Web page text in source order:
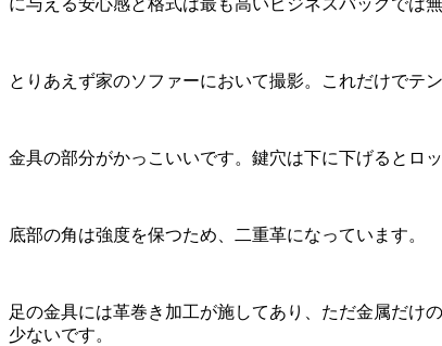
とりあえず家のソファーにおいて撮影。これだけでテ
金具の部分がかっこいいです。鍵穴は下に下げるとロ
底部の角は強度を保つため、二重革になっています。
足の金具には革巻き加工が施してあり、ただ金属だけ
少ないです。